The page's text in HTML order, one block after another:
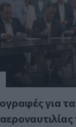
για τα